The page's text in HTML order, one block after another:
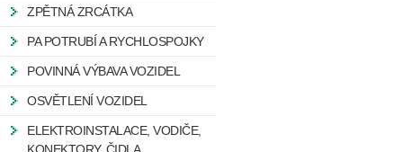
ZPĚTNÁ ZRCÁTKA
PA POTRUBÍ A RYCHLOSPOJKY
POVINNÁ VÝBAVA VOZIDEL
OSVĚTLENÍ VOZIDEL
ELEKTROINSTALACE, VODIČE,